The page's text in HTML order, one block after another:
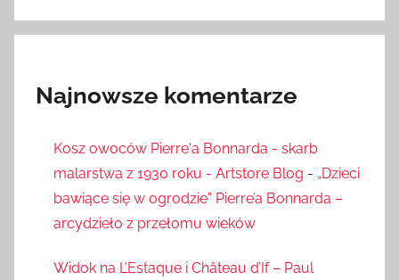
Najnowsze komentarze
Kosz owoców Pierre'a Bonnarda - skarb
malarstwa z 1930 roku - Artstore Blog - „Dzieci
bawiące się w ogrodzie” Pierre’a Bonnarda –
arcydzieło z przełomu wieków
Widok na L’Estaque i Château d’If – Paul